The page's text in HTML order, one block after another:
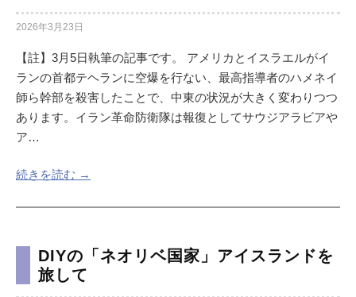
2026年3月23日
【註】3月5日執筆の記事です。 アメリカとイスラエルがイ
ランの首都テヘランに空爆を行ない、最高指導者のハメネイ
師ら幹部を殺害したことで、中東の状況が大きく変わりつつ
あります。イラン革命防衛隊は報復としてサウジアラビアや
ア…
続きを読む →
DIYの「ネオリベ国家」アイスランドを
旅して